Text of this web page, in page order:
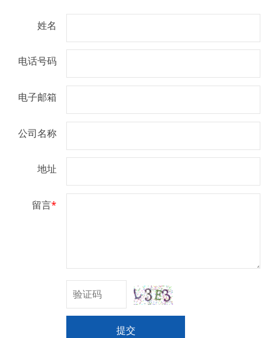
姓名
电话号码
电子邮箱
公司名称
地址
留言*
提交